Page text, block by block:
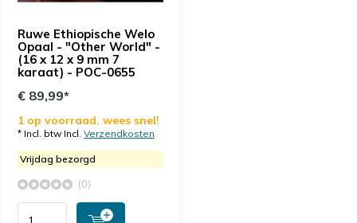
Ruwe Ethiopische Welo
Opaal - "Other World" -
(16 x 12 x 9 mm 7
karaat) - POC-0655
€ 89,99*
1 op voorraad, wees snel!
* Incl. btw Incl. Verzendkosten
Vrijdag bezorgd
(0)